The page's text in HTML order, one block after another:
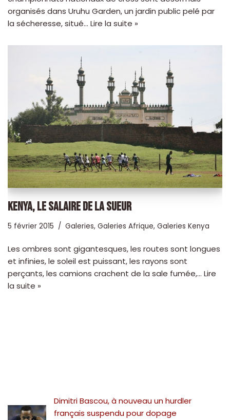
organisés dans Uruhu Garden, un jardin public pelé par
la sécheresse, situé… Lire la suite »
KENYA, LE SALAIRE DE LA SUEUR
5 février 2015 Galeries, Galeries Afrique, Galeries Kenya
Les ombres sont gigantesques, les routes sont longues
et infinies, le soleil est puissant, les rayons sont
perçants, les camions crachent de la sale fumée,… Lire
la suite »
Dimitri Bascou, à nouveau un hurdler
français suspendu pour dopage